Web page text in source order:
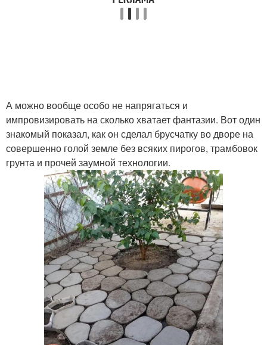
А можно вообще особо не напрягаться и
импровизировать на сколько хватает фантазии. Вот один
знакомый показал, как он сделал брусчатку во дворе на
совершенно голой земле без всяких пирогов, трамбовок
грунта и прочей заумной технологии.